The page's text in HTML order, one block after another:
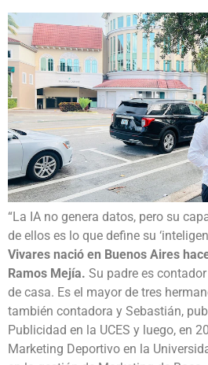
“La IA no genera datos, pero su
de ellos es lo que define su
Vivares nació en Buenos Aires
Ramos Mejía. Su padre es
de casa. Es el mayor de tres
también contadora y Sebastián,
Publicidad en la UCES y luego, en
Marketing Deportivo en la